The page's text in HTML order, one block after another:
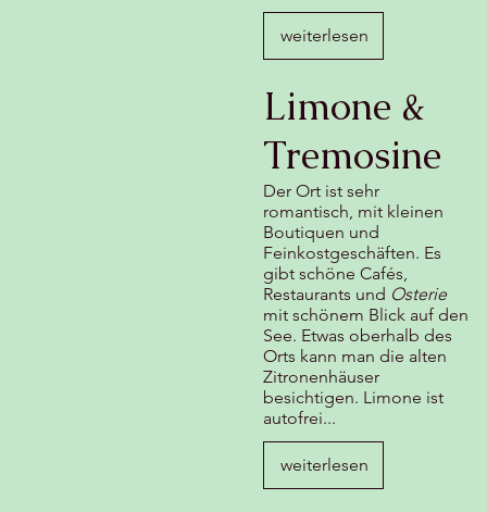
weiterlesen
Limone &
Tremosine
Der Ort ist sehr
romantisch, mit kleinen
Boutiquen und
Feinkostgeschäften. Es
gibt schöne Cafés,
Restaurants und Osterie
mit schönem Blick auf den
See. Etwas oberhalb des
Orts kann man die alten
Zitronenhäuser
besichtigen. Limone ist
autofrei...
weiterlesen